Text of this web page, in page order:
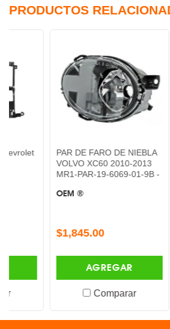
PRODUCTOS
PAR DE FARO DE NIEBLA
VOLVO XC60 2010-2013
MR1-PAR-19-6069-01-9B -
$1,845.00
AGREGAR
Comparar
PAR
SEAT
A101-